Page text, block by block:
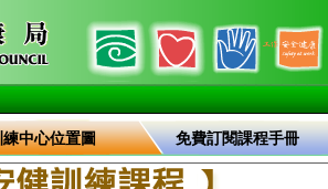
中心位置圖 免費訂閱課程手冊